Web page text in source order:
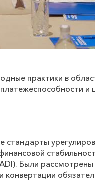
практики в
и
стандарты
). Были
конвертации